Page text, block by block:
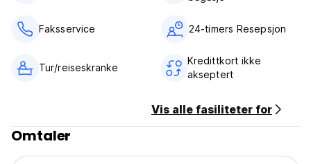
Faksservice 24-timers Resepsjon
Tur/reiseskranke
Kredittkort ikke
akseptert
Vis alle fasiliteter for
Omtaler